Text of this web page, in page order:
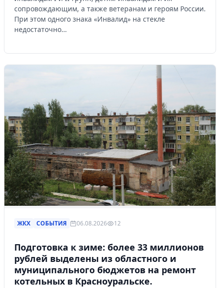
сопровождающим, а также ветеранам и героям России.
При этом одного знака «Инвалид» на стекле
недостаточно…
ЖКХ СОБЫТИЯ 06.08.2026 12
Подготовка к зиме: более 33 миллионов
рублей выделены из областного и
муниципального бюджетов на ремонт
котельных в Красноуральске.